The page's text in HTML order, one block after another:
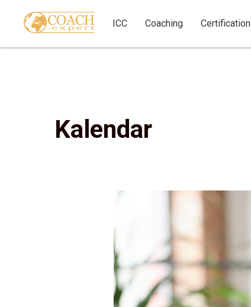
ICC Coaching Certification
Kalendar